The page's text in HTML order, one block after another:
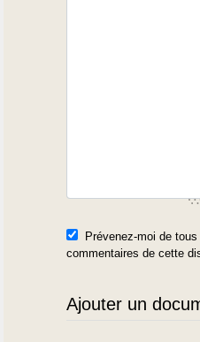
Prévenez-moi de
commentaires de cette
Ajouter un